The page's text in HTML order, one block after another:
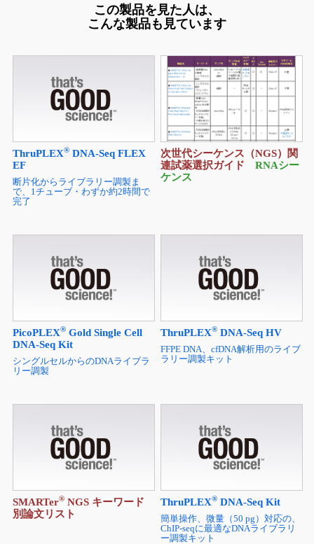
この製品を見た人は、
こんな製品も見ています
ThruPLEX®DNA-Seq FLEX
EF
断片化からライブラリー調製ま
で、1チューブ・わずか約2時間で
完了
次世代シーケンス（NGS）関
連試薬選択ガイド
RNAシー
ケンス
PicoPLEX®Gold Single Cell
DNA-Seq Kit
シングルセルからのDNAライブラ
リー調製
ThruPLEX® DNA-Seq HV
FFPE DNA、cfDNA解析用のライブ
ラリー調製キット
SMARTer®NGS キーワード
別論文リスト
ThruPLEX® DNA-Seq Kit
簡単操作、微量（50 pg）対応の、
ChIP-seqに最適なDNAライブラリ
ー調製キット